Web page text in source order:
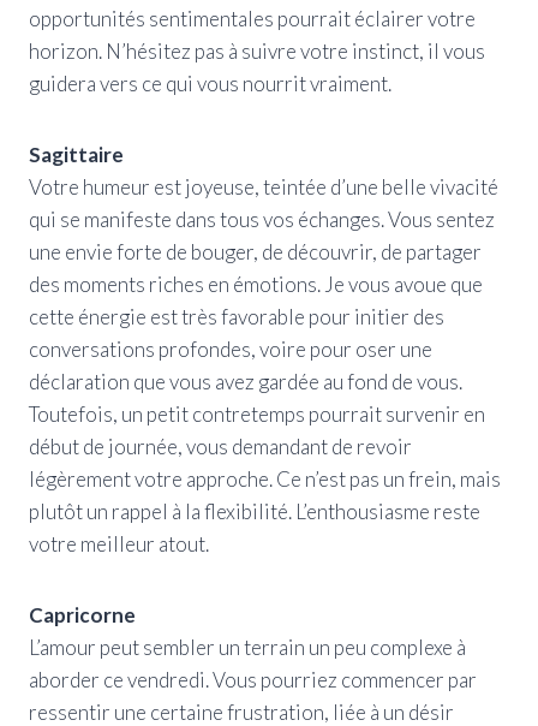
opportunités sentimentales pourrait éclairer votre
horizon. N’hésitez pas à suivre votre instinct, il vous
guidera vers ce qui vous nourrit vraiment.
Sagittaire
Votre humeur est joyeuse, teintée d’une belle vivacité
qui se manifeste dans tous vos échanges. Vous sentez
une envie forte de bouger, de découvrir, de partager
des moments riches en émotions. Je vous avoue que
cette énergie est très favorable pour initier des
conversations profondes, voire pour oser une
déclaration que vous avez gardée au fond de vous.
Toutefois, un petit contretemps pourrait survenir en
début de journée, vous demandant de revoir
légèrement votre approche. Ce n’est pas un frein, mais
plutôt un rappel à la flexibilité. L’enthousiasme reste
votre meilleur atout.
Capricorne
L’amour peut sembler un terrain un peu complexe à
aborder ce vendredi. Vous pourriez commencer par
ressentir une certaine frustration, liée à un désir